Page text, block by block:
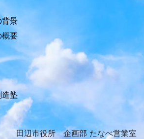
背景
概要
造塾
田辺市役所 企画部 たなべ営業室